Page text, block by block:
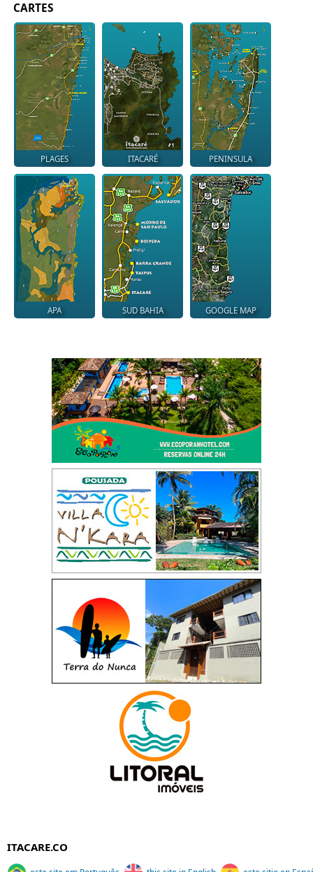
CARTES
PLAGES ITACARÉ PENINSULA
APA SUD BAHIA GOOGLE MAP
ITACARE.CO